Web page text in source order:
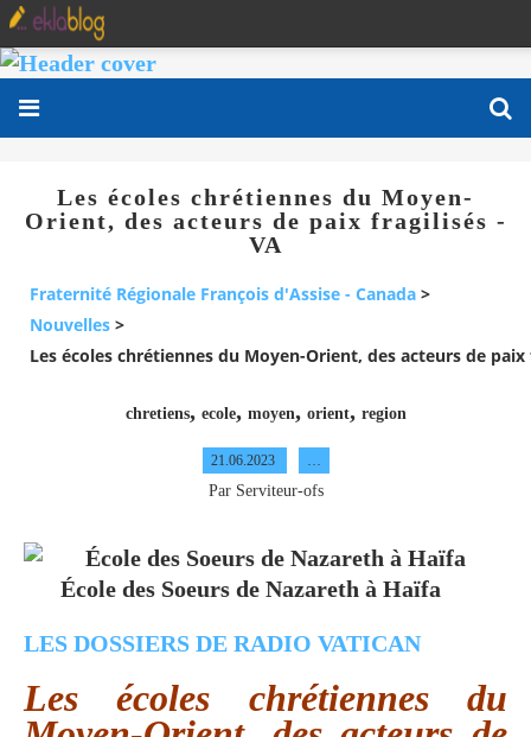
Les écoles chrétiennes du Moyen-
Orient, des acteurs de paix fragilisés -
VA
Fraternité Régionale François d'Assise - Canada >
Nouvelles >
Les écoles chrétiennes du Moyen-Orient, des acteurs de paix
chretiens, ecole, moyen, orient, region
21.06.2023
Par Serviteur-ofs
École des Soeurs de Nazareth à Haïfa
LES DOSSIERS DE RADIO VATICAN
Les écoles chrétiennes du